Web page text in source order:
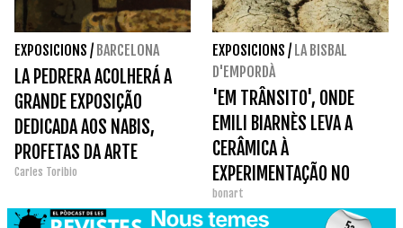
EXPOSICIONS / BARCELONA
LA PEDRERA ACOLHERÁ A
GRANDE EXPOSIÇÃO
DEDICADA AOS NABIS,
PROFETAS DA ARTE
MODERNA, EM MARÇO.
Carles Toribio
EXPOSICIONS / LA BISBAL
D'EMPORDÀ
'EM TRÂNSITO', ONDE
EMILI BIARNÈS LEVA A
CERÂMICA À
EXPERIMENTAÇÃO NO
MUSEU DA TERRACOTA.
bonart